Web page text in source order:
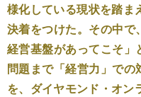
様化している現状を踏ま
決着をつけた。その中で
経営基盤があってこそ」
問題まで「経営力」で
を、ダイヤモンド・オン